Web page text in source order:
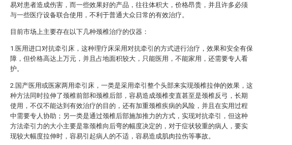
易对患者造成伤害，而一些效果好的产品，往往体积大，价格昂贵，并且许多必须
与一些医疗设备联合使用，不利于普通大众日常的有效治疗。
目前市场上主要存在以下几种颈椎治疗的仪器：
1.医用进口对抗牵引床，这种理疗床采用对抗牵引的方式进行治疗，效果和安全有保
障，但价格高达上万元，并且占地面积较大，只能医用，不能家用，还需要专人看
护。
2.国产医用或医家两用牵引床，一类是采用牵引整个头部来实现颈椎拉伸的效果，这
种方法同时拉伸了颈椎前部和颈椎后部，容易造成颈椎变直甚至是颈椎反弓，长期
使用，不仅不能达到有效治疗的目的，还有加重颈椎疾病的风险，并且在实用过程
中需要专人协助；另一类是通过颈椎后部施加推力的方式，实现对抗牵引，但这种
方法牵引力的大小主要是靠颈椎向后弯的幅度决定的，对于症状较重的病人，要实
现较大幅度拉伸时，容易引起病人的不适，容易造成肌肉拉伤等事故。